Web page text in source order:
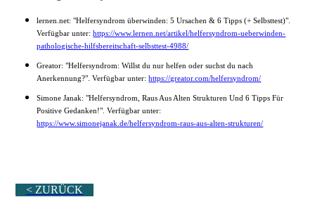
lernen.net: "Helfersyndrom überwinden: 5 Ursachen & 6 Tipps (+ Selbsttest)".
Verfügbar unter:https://www.lernen.net/artikel/helfersyndrom-ueberwinden-
pathologische-hilfsbereitschaft-selbsttest-4988/
Greator: "Helfersyndrom: Willst du nur helfen oder suchst du nach
Anerkennung?". Verfügbar unter:https://greator.com/helfersyndrom/
Simone Janak: "Helfersyndrom, Raus Aus Alten Strukturen Und 6 Tipps Für
Positive Gedanken!". Verfügbar unter:
https://www.simonejanak.de/helfersyndrom-raus-aus-alten-strukturen/
< ZURÜCK